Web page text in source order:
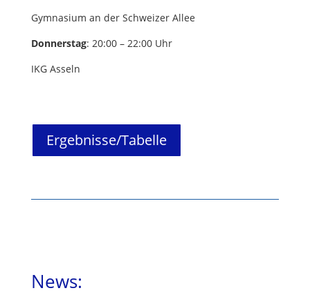
Gymnasium an der Schweizer Allee
Donnerstag: 20:00 – 22:00 Uhr
IKG Asseln
Ergebnisse/Tabelle
News: